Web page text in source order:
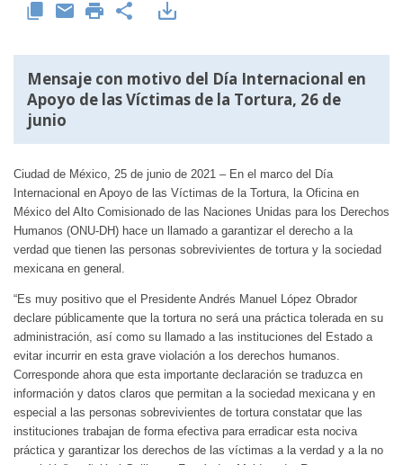
Mensaje con motivo del Día Internacional en
Apoyo de las Víctimas de la Tortura, 26 de
junio
Ciudad de México, 25 de junio de 2021 – En el marco del Día
Internacional en Apoyo de las Víctimas de la Tortura, la Oficina en
México del Alto Comisionado de las Naciones Unidas para los Derechos
Humanos (ONU-DH) hace un llamado a garantizar el derecho a la
verdad que tienen las personas sobrevivientes de tortura y la sociedad
mexicana en general.
“Es muy positivo que el Presidente Andrés Manuel López Obrador
declare públicamente que la tortura no será una práctica tolerada en su
administración, así como su llamado a las instituciones del Estado a
evitar incurrir en esta grave violación a los derechos humanos.
Corresponde ahora que esta importante declaración se traduzca en
información y datos claros que permitan a la sociedad mexicana y en
especial a las personas sobrevivientes de tortura constatar que las
instituciones trabajan de forma efectiva para erradicar esta nociva
práctica y garantizar los derechos de las víctimas a la verdad y a la no